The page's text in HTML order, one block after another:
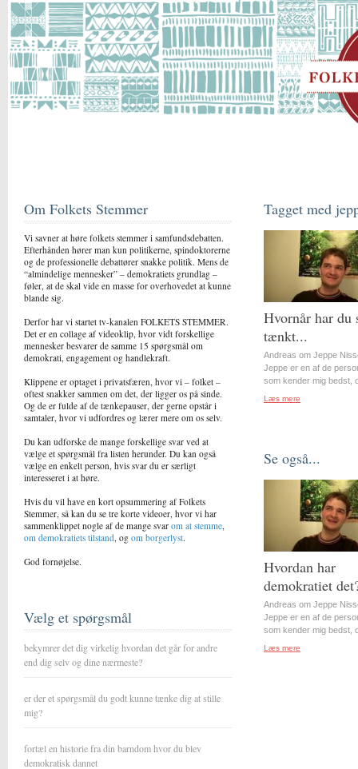
Om Folkets Stemmer
Vi savner at høre folkets stemmer i samfundsdebatten.
Efterhånden hører man kun politikerne, spindoktorerne
og de professionelle debattører snakke politik. Mens de
“almindelige mennesker” – demokratiets grundlag –
føler, at de skal vide en masse for overhovedet at kunne
blande sig.
Derfor har vi startet tv-kanalen FOLKETS STEMMER.
Det er en collage af videoklip, hvor vidt forskellige
mennesker besvarer de samme 15 spørgsmål om
demokrati, engagement og handlekraft.
Klippene er optaget i privatsfæren, hvor vi – folket –
oftest snakker sammen om det, der ligger os på sinde.
Og de er fulde af de tænkepauser, der gerne opstår i
samtaler, hvor vi udfordres og lærer mere om os selv.
Du kan udforske de mange forskellige svar ved at
vælge et spørgsmål fra listen herunder. Du kan også
vælge en enkelt person, hvis svar du er særligt
interesseret i at høre.
Hvis du vil have en kort opsummering af Folkets
Stemmer, så kan du se tre korte videoer, hvor vi har
sammenklippet nogle af de mange svar om at stemme,
om demokratiets tilstand, og om borgerlyst.
God fornøjelse.
Vælg et spørgsmål
bekymrer det dig virkelig hvordan det går for andre
end dig selv og dine nærmeste?
er der et spørgsmål du godt kunne tænke dig at stille
mig?
fortæl en historie fra din barndom hvor du blev
demokratisk dannet
Tagget med
Hvornår har du
tænkt...
Andreas om Jeppe
Jeppe er en af de
som kender mig bedst,
Læs mere
Se også...
Hvordan har
demokratiet
Andreas om Jeppe
Jeppe er en af de
som kender mig bedst,
Læs mere